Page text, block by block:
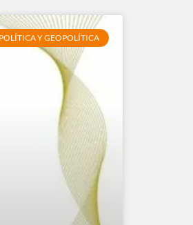
POLÍTICA Y GEOPOLÍTICA